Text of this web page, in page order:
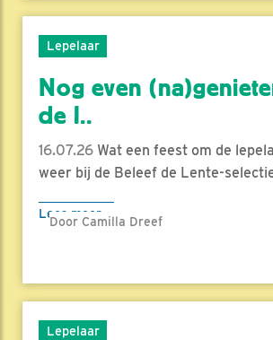
Lepelaar
Nog even
de l..
16.07.26 Wat een feest om de
weer bij de Beleef de Lente-
Lees meer
Door Camilla Dreef
Lepelaar